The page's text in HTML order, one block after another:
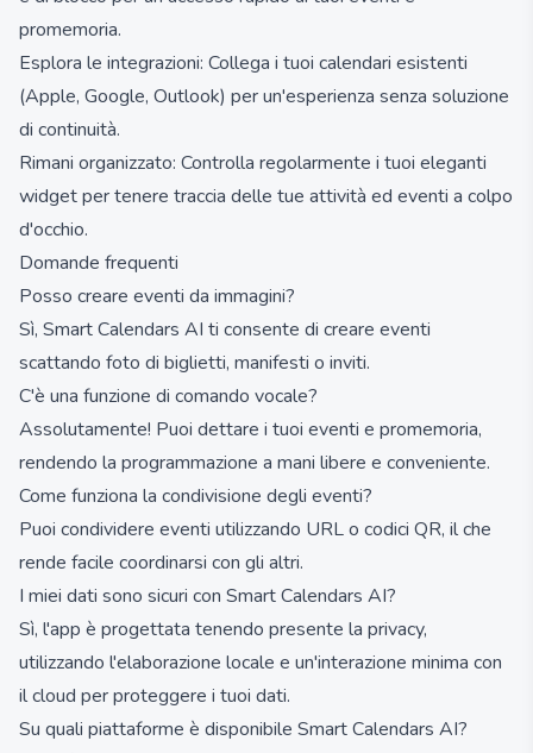
promemoria.
Esplora le integrazioni: Collega i tuoi calendari esistenti
(Apple, Google, Outlook) per un'esperienza senza soluzione
di continuità.
Rimani organizzato: Controlla regolarmente i tuoi eleganti
widget per tenere traccia delle tue attività ed eventi a colpo
d'occhio.
Domande frequenti
Posso creare eventi da immagini?
Sì, Smart Calendars AI ti consente di creare eventi
scattando foto di biglietti, manifesti o inviti.
C'è una funzione di comando vocale?
Assolutamente! Puoi dettare i tuoi eventi e promemoria,
rendendo la programmazione a mani libere e conveniente.
Come funziona la condivisione degli eventi?
Puoi condividere eventi utilizzando URL o codici QR, il che
rende facile coordinarsi con gli altri.
I miei dati sono sicuri con Smart Calendars AI?
Sì, l'app è progettata tenendo presente la privacy,
utilizzando l'elaborazione locale e un'interazione minima con
il cloud per proteggere i tuoi dati.
Su quali piattaforme è disponibile Smart Calendars AI?